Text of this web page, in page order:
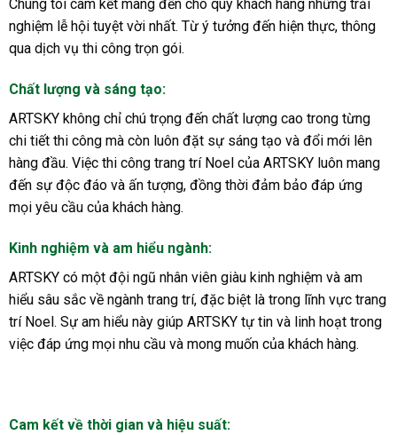
Chúng tôi cam kết mang đến cho quý khách hàng những trải
nghiệm lễ hội tuyệt vời nhất. Từ ý tưởng đến hiện thực, thông
qua dịch vụ thi công trọn gói.
Chất lượng và sáng tạo:
ARTSKY không chỉ chú trọng đến chất lượng cao trong từng
chi tiết thi công mà còn luôn đặt sự sáng tạo và đổi mới lên
hàng đầu. Việc thi công trang trí Noel của ARTSKY luôn mang
đến sự độc đáo và ấn tượng, đồng thời đảm bảo đáp ứng
mọi yêu cầu của khách hàng.
Kinh nghiệm và am hiểu ngành:
ARTSKY có một đội ngũ nhân viên giàu kinh nghiệm và am
hiểu sâu sắc về ngành trang trí, đặc biệt là trong lĩnh vực trang
trí Noel. Sự am hiểu này giúp ARTSKY tự tin và linh hoạt trong
việc đáp ứng mọi nhu cầu và mong muốn của khách hàng.
Cam kết về thời gian và hiệu suất: